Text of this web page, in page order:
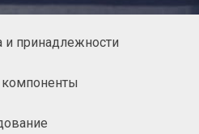
и принадлежности